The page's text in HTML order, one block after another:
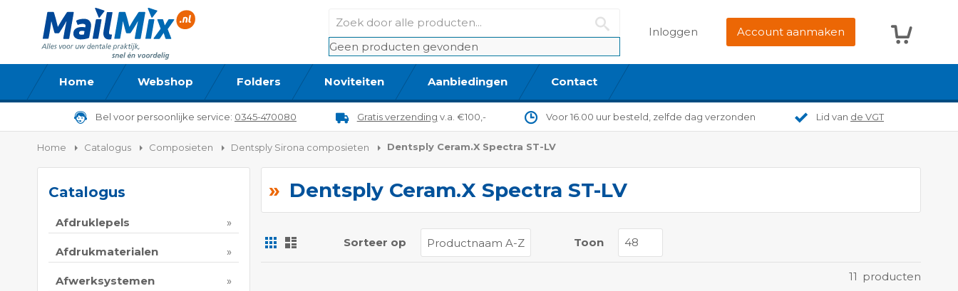
Geen producten gevonden
Inloggen Account aanmaken
Home Webshop Folders Noviteiten Aanbiedingen Contact
Bel voor persoonlijke service: 0345-470080 Gratis verzending v.a. €100,- Voor 16.00 uur besteld, zelfde dag verzonden Lid van de VGT
Home Catalogus Composieten Dentsply Sirona composieten Dentsply Ceram.X Spectra ST-LV
Dentsply Ceram.X Spectra ST-LV
Foto-
tabel
11 producten
Toon
Sorteer op
Catalogus
Afdruklepels
Afdrukmaterialen
Afwerksystemen